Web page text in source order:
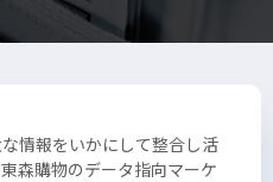
情報をいかにして整合し活
森購物のデータ指向マーケ